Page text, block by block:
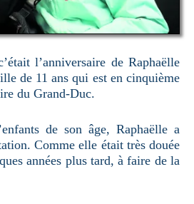
l’anniversaire de Raphaëlle
de 11 ans qui est en cinquième
du Grand-Duc.
de son âge, Raphaëlle a
Comme elle était très douée
années plus tard, à faire de la